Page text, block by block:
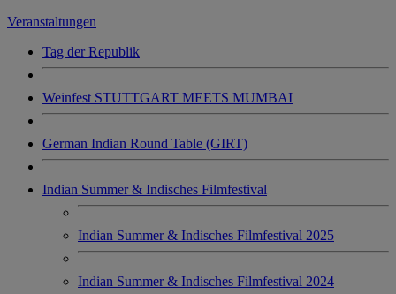
Veranstaltungen
Tag der Republik
Weinfest STUTTGART MEETS MUMBAI
German Indian Round Table (GIRT)
Indian Summer & Indisches Filmfestival
Indian Summer & Indisches Filmfestival 2025
Indian Summer & Indisches Filmfestival 2024